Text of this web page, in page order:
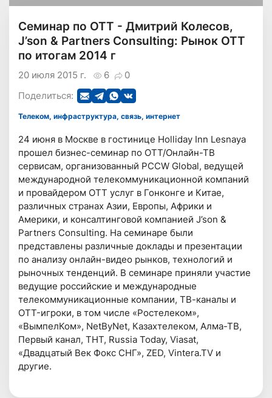
Семинар по ОТТ - Дмитрий Колесов,
J’son & Partners Consulting: Рынок ОТТ
по итогам 2014 г
6 0
20 июля 2015 г.
Поделиться:
Телеком, инфраструктура, связь, интернет
24 июня в Москве в гостинице Holliday Inn Lesnaya
прошел бизнес-семинар по OTT/Онлайн-ТВ
сервисам, организованный PCCW Global, ведущей
международной телекоммуникационной компаний
и провайдером OTT услуг в Гонконге и Китае,
различных странах Азии, Европы, Африки и
Америки, и консалтинговой компанией J’son &
Partners Consulting. На семинаре были
представлены различные доклады и презентации
по анализу онлайн-видео рынков, технологий и
рыночных тенденций. В семинаре приняли участие
ведущие российские и международные
телекоммуникационные компании, ТВ-каналы и
OTT-игроки, в том числе «Ростелеком»,
«ВымпелКом», NetByNet, Казахтелеком, Алма-ТВ,
Первый канал, ТНТ, Russia Today, Viasat,
«Двадцатый Век Фокс СНГ», ZED, Vintera.TV и
другие.